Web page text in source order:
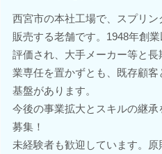
西宮市の本社工場で、スプリン
販売する老舗です。1948年創
評価され、大手メーカー等と
業専任を置かずとも、既存顧
基盤があります。
今後の事業拡大とスキルの継
募集！
未経験者も歓迎しています。